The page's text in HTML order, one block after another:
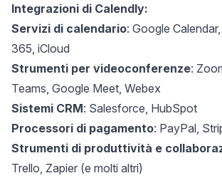
Integrazioni di Calendly:
Servizi di calendario: Google
365, iCloud
Strumenti per videoconferenze:
Teams, Google Meet, Webex
Sistemi CRM: Salesforce, HubSpot
Processori di pagamento: PayPal,
Strumenti di produttività e
Trello, Zapier (e molti altri)